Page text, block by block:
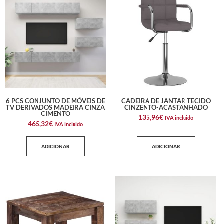
6 PCS CONJUNTO DE MÓVEIS DE
TV DERIVADOS MADEIRA CINZA
CIMENTO
465,32€ IVA incluido
ADICIONAR
CADEIRA DE JANTAR TECIDO
CINZENTO-ACASTANHADO
135,96€ IVA incluido
ADICIONAR